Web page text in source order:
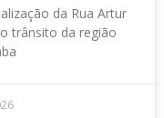
da Rua Artur
trânsito da região